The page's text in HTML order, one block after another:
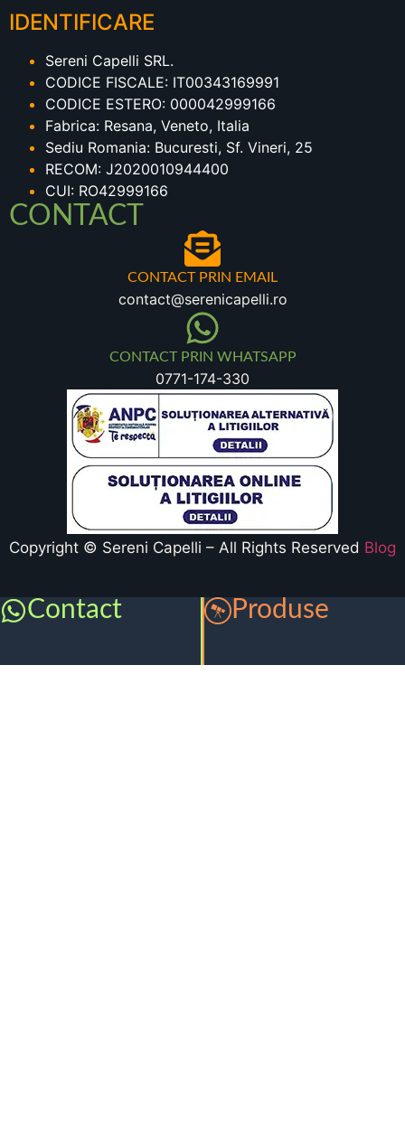
IDENTIFICARE
Sereni Capelli SRL.
CODICE FISCALE: IT00343169991
CODICE ESTERO: 000042999166
Fabrica: Resana, Veneto, Italia
Sediu Romania: Bucuresti, Sf. Vineri, 25
RECOM: J2020010944400
CUI: RO42999166
CONTACT
CONTACT PRIN EMAIL
contact@serenicapelli.ro
CONTACT PRIN WHATSAPP
0771-174-330
Copyright © Sereni Capelli – All Rights Reserved Blog
Contact Produse